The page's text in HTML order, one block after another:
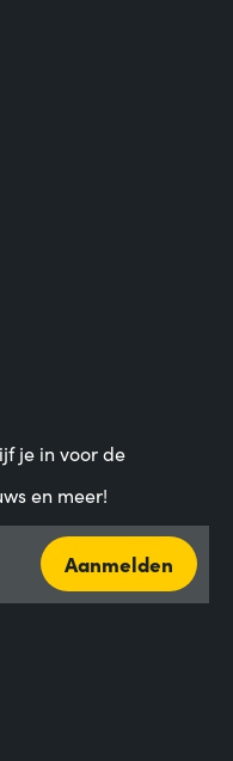
je in voor de
en meer!
Aanmelden